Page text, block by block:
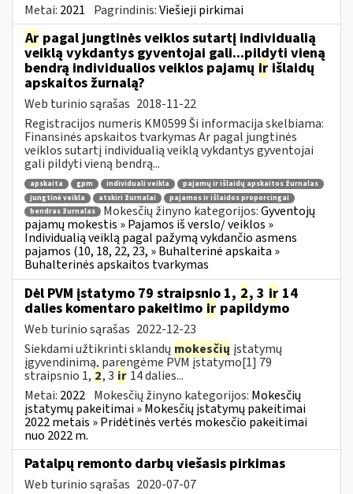
Metai: 2021 Pagrindinis:Viešieji pirkimai
Ar pagal jungtinės veiklos sutartį individualią
veiklą vykdantys gyventojai gali...pildyti vieną
bendrą individualios veiklos pajamų ir išlaidų
apskaitos žurnalą?
Web turinio sąrašas 2018-11-22
Registracijos numeris KM0599 Ši informacija skelbiama:
Finansinės apskaitos tvarkymas Ar pagal jungtinės
veiklos sutartį individualią veiklą vykdantys gyventojai
gali pildyti vieną bendrą...
apskaita gpm individuali veikla
pajamų ir išlaidų apskaitos žurnalas
jungtinė veikla
atskiri žurnalai
pajamos ir išlaidos proporcingai
bendras žurnalas
Mokesčių žinyno kategorijos:Gyventojų
pajamų mokestis » Pajamos iš verslo/ veiklos »
Individualią veiklą pagal pažymą vykdančio asmens
pajamos (10, 18, 22, 23, » Buhalterinė apskaita »
Buhalterinės apskaitos tvarkymas
Dėl PVM įstatymo 79 straipsnio 1, 2, 3 ir 14
dalies komentaro pakeitimo ir papildymo
Web turinio sąrašas 2022-12-23
Siekdami užtikrinti sklandų mokesčių įstatymų
įgyvendinimą, parengėme PVM įstatymo[1] 79
straipsnio 1, 2, 3 ir 14 dalies...
Metai: 2022 Mokesčių žinyno kategorijos: Mokesčių
įstatymų pakeitimai » Mokesčių įstatymų pakeitimai
2022 metais » Pridėtinės vertės mokesčio pakeitimai
nuo 2022 m.
Patalpų remonto darbų viešasis pirkimas
Web turinio sąrašas 2020-07-07